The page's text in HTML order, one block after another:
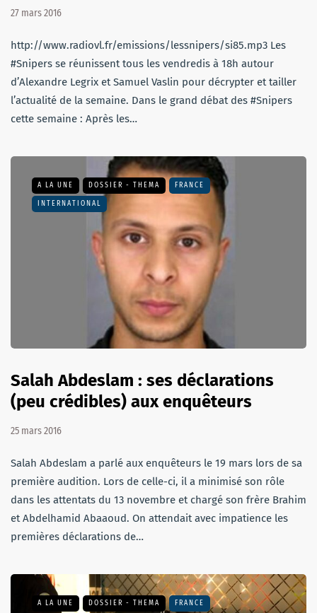
27 mars 2016
http://www.radiovl.fr/emissions/lessnipers/si85.mp3 Les
#Snipers se réunissent tous les vendredis à 18h autour
d’Alexandre Legrix et Samuel Vaslin pour décrypter et tailler
l’actualité de la semaine. Dans le grand débat des #Snipers
cette semaine : Après les…
A LA UNE DOSSIER - THEMA FRANCE
INTERNATIONAL
Salah Abdeslam : ses déclarations
(peu crédibles) aux enquêteurs
25 mars 2016
Salah Abdeslam a parlé aux enquêteurs le 19 mars lors de sa
première audition. Lors de celle-ci, il a minimisé son rôle
dans les attentats du 13 novembre et chargé son frère Brahim
et Abdelhamid Abaaoud. On attendait avec impatience les
premières déclarations de…
A LA UNE DOSSIER - THEMA FRANCE